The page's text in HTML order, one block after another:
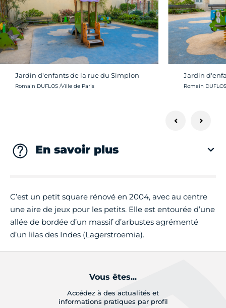
Jardin d'enfants de la rue du Simplon
Crédit photo :
Romain DUFLOS /Ville de Paris
Jardin
Crédit photo :
Romain
En savoir plus
C’est un petit square rénové en 2004, avec au centre
une aire de jeux pour les petits. Elle est entourée d’une
allée de bordée d’un massif d’arbustes agrémenté
d’un lilas des Indes (Lagerstroemia).
Vous êtes...
Accédez à des actualités et
informations pratiques par profil